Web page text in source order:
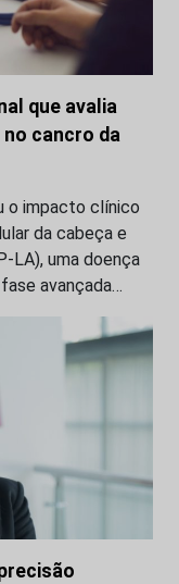
que avalia
cancro da
o impacto clínico
da cabeça e
LA), uma doença
avançada…